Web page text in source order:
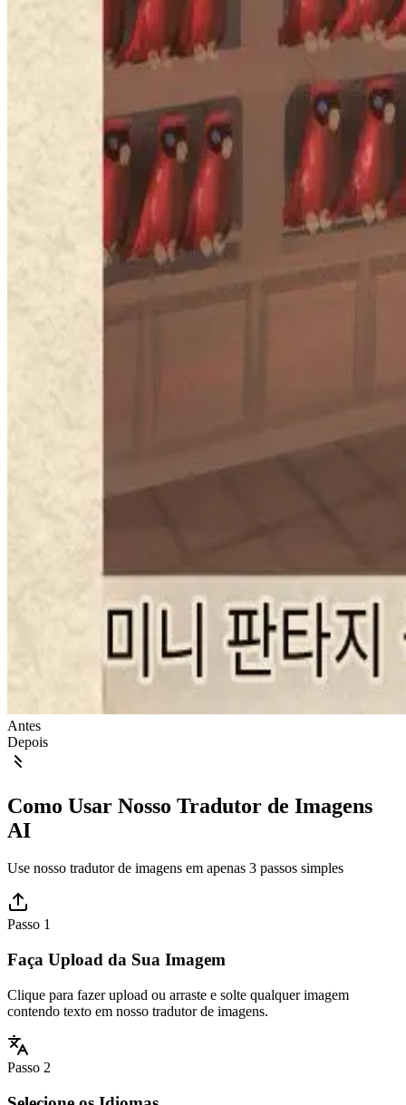
Antes
Depois
Como Usar Nosso Tradutor de Imagens
AI
Use nosso tradutor de imagens em apenas 3 passos simples
Passo 1
Faça Upload da Sua Imagem
Clique para fazer upload ou arraste e solte qualquer imagem
contendo texto em nosso tradutor de imagens.
Passo 2